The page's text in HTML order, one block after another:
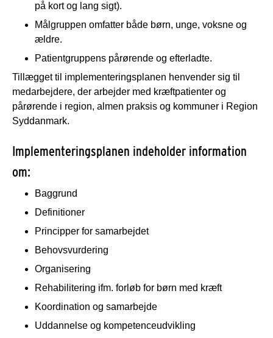
på kort og lang sigt).
Målgruppen omfatter både børn, unge, voksne og
ældre.
Patientgruppens pårørende og efterladte.
Tillægget til implementeringsplanen henvender sig til
medarbejdere, der arbejder med kræftpatienter og
pårørende i region, almen praksis og kommuner i Region
Syddanmark.
Implementeringsplanen indeholder information
om:
Baggrund
Definitioner
Principper for samarbejdet
Behovsvurdering
Organisering
Rehabilitering ifm. forløb for børn med kræft
Koordination og samarbejde
Uddannelse og kompetenceudvikling